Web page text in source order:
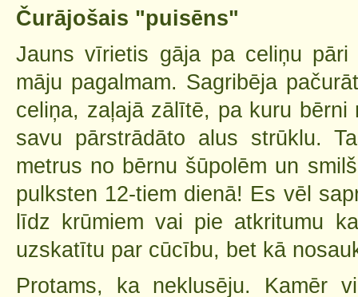
Čurājošais "puisēns"
Jauns vīrietis gāja pa celiņu pāri
māju pagalmam. Sagribēja
celiņa, zaļajā zālītē, pa kuru bērni
savu pārstrādāto alus strūklu.
metrus no bērnu šūpolēm un
pulksten 12-tiem dienā! Es vēl
līdz krūmiem vai pie atkritumu
uzskatītu par cūcību, bet kā
Protams, ka neklusēju. Kamēr